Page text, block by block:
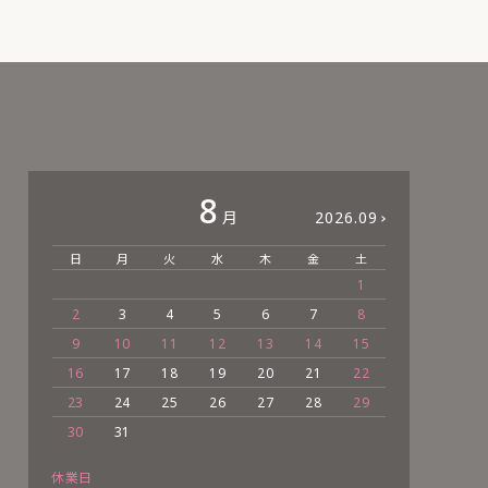
8 月 2026.09
日 月 火 水 木 金 土
1
2
3 4 5 6 7
8
9
10 11 12 13 14
15
16
17 18 19 20 21
22
23
24 25 26 27 28
29
30
31
休業日